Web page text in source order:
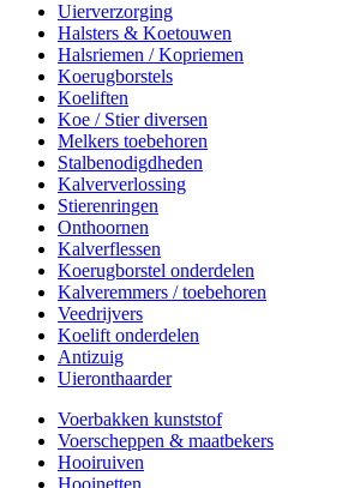
Uierverzorging
Halsters & Koetouwen
Halsriemen / Kopriemen
Koerugborstels
Koeliften
Koe / Stier diversen
Melkers toebehoren
Stalbenodigdheden
Kalververlossing
Stierenringen
Onthoornen
Kalverflessen
Koerugborstel onderdelen
Kalveremmers / toebehoren
Veedrijvers
Koelift onderdelen
Antizuig
Uieronthaarder
Voerbakken kunststof
Voerscheppen & maatbekers
Hooiruiven
Hooinetten